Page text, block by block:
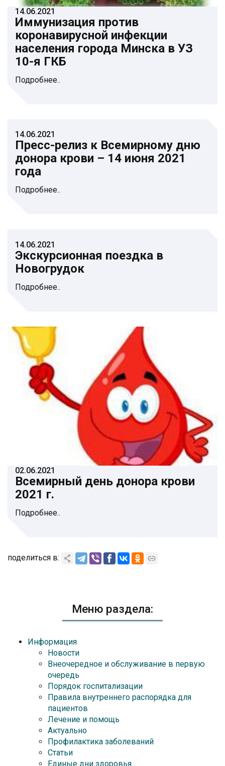
14.06.2021
Иммунизация против
коронавирусной инфекции
населения города Минска в УЗ
10-я ГКБ
Подробнее..
14.06.2021
Пресс-релиз к Всемирному дню
донора крови – 14 июня 2021
года
Подробнее..
14.06.2021
Экскурсионная поездка в
Новогрудок
Подробнее..
02.06.2021
Всемирный день донора крови
2021 г.
Подробнее..
поделиться в:
Меню раздела:
Информация
Новости
Внеочередное и обслуживание в первую
очередь
Порядок госпитализации
Правила внутреннего распорядка для
пациентов
Лечение и помощь
Актуально
Профилактика заболеваний
Статьи
Единые дни здоровья